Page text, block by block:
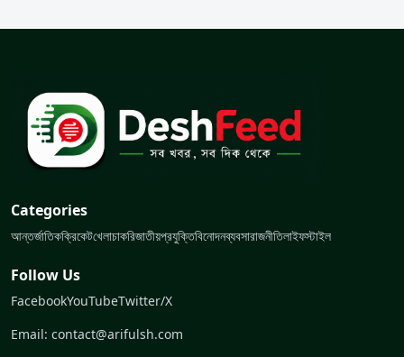
Categories
আন্তর্জাতিকক্রিকেটখেলাচাকরিজাতীয়প্রযুক্তিবিনোদনব্যবসারাজনীতিলাইফস্টাইল
Follow Us
FacebookYouTubeTwitter/X
Email: contact@arifulsh.com